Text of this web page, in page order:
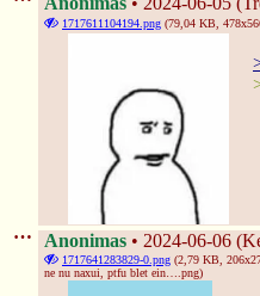
1717611104194.png (79,04 KB,
Anonimas 2024-06-06
1717641283829-0.png (2,79 KB,
ne nu naxui, ptfu blet ein….png)